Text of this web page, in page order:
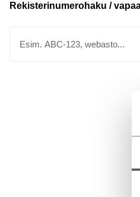
Rekisterinumerohaku /